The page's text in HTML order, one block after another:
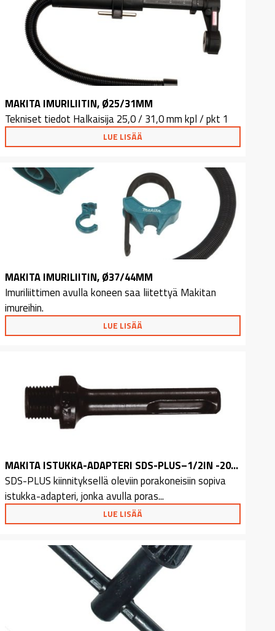
MAKITA IMURILIITIN, Ø25/31MM
Tekniset tiedot Halkaisija 25,0 / 31,0 mm kpl / pkt 1
LUE LISÄÄ
MAKITA IMURILIITIN, Ø37/44MM
Imuriliittimen avulla koneen saa liitettyä Makitan
imureihin.
LUE LISÄÄ
MAKITA ISTUKKA-ADAPTERI SDS-PLUS–1/2IN -20UNF
SDS-PLUS kiinnityksellä oleviin porakoneisiin sopiva
istukka-adapteri, jonka avulla poras...
LUE LISÄÄ